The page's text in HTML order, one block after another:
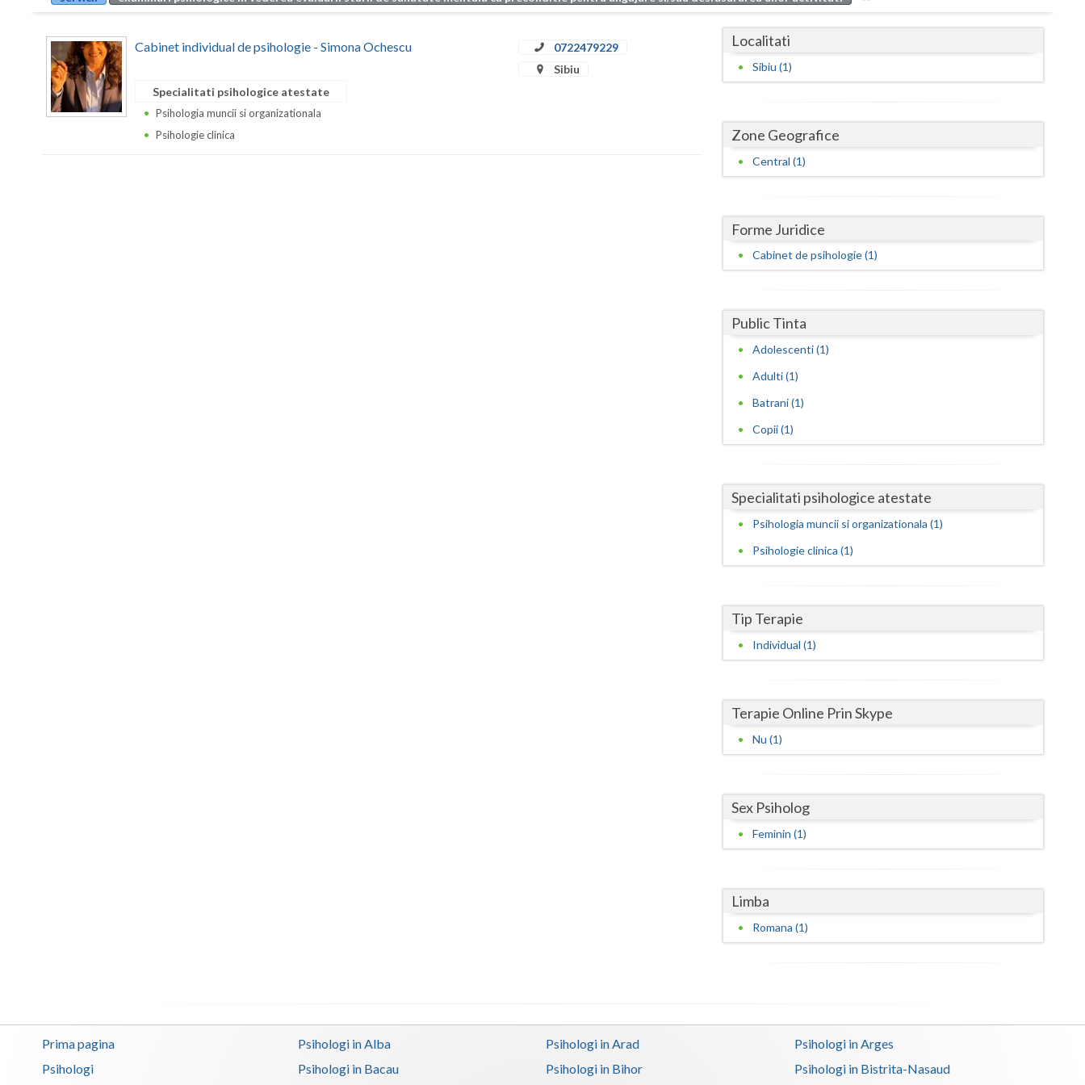
Buzau
Galati
Ilfov
Maramures
Mehedinti
Salaj
Satu-Mare
Teleorman
Tulcea
Valcea
Cabinet individual de psihologie - Simona Ochescu
0722479229
Sibiu
Specialitati psihologice atestate
Psihologia muncii si organizationala
Psihologie clinica
Localitati
Sibiu (1)
Zone Geografice
Central (1)
Forme Juridice
Cabinet de psihologie (1)
Public Tinta
Adolescenti (1)
Adulti (1)
Batrani (1)
Copii (1)
Specialitati psihologice atestate
Psihologia muncii si organizationala (1)
Psihologie clinica (1)
Tip Terapie
Individual (1)
Terapie Online Prin Skype
Nu (1)
Sex Psiholog
Feminin (1)
Limba
Romana (1)
Prima pagina
Psihologi
Psihologi in Alba Psihologi in Arad
Psihologi in Arges
Psihologi in Bacau
Psihologi in Bihor Psihologi in Bistrita-Nasaud